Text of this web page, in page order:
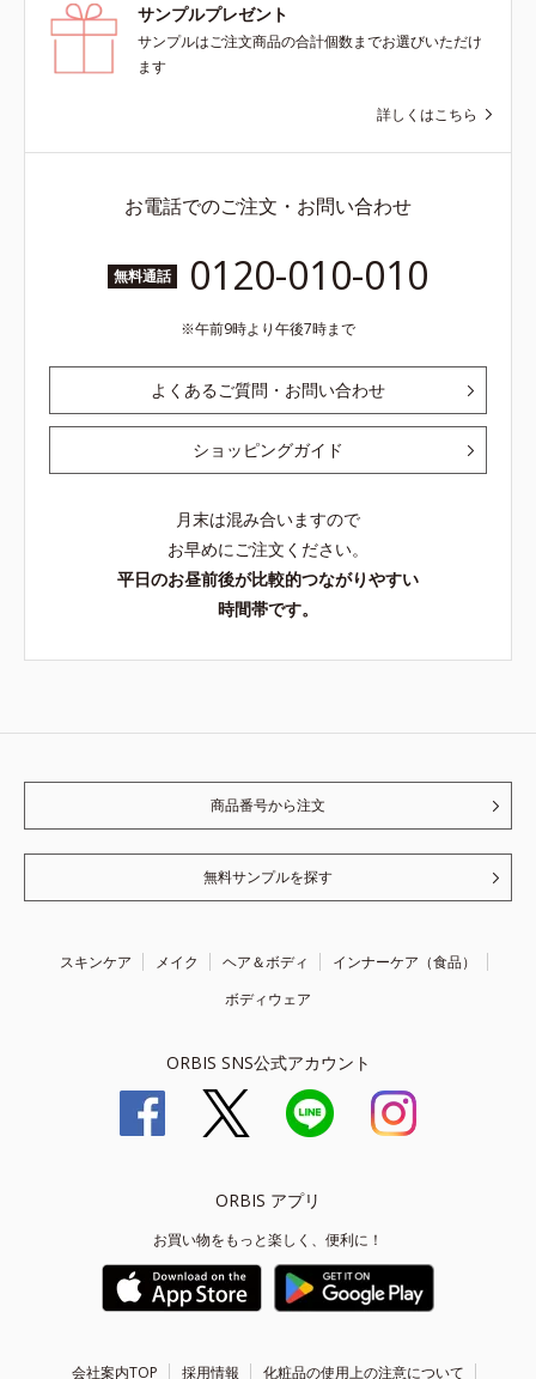
サンプルプレゼント
サンプルはご注文商品の合計個数までお選びいただけ
ます
詳しくはこちら
お電話でのご注文・お問い合わせ
無料通話 0120-010-010
午前9時より午後7時まで
よくあるご質問・お問い合わせ
ショッピングガイド
月末は混み合いますので
お早めにご注文ください。
平日のお昼前後が比較的つながりやすい
時間帯です。
商品番号から注文
無料サンプルを探す
スキンケア メイク ヘア＆ボディ
インナーケア（食品）
ボディウェア
ORBIS SNS公式アカウント
ORBIS アプリ
お買い物をもっと楽しく、便利に！
会社案内TOP 採用情報 化粧品の使用上の注意について